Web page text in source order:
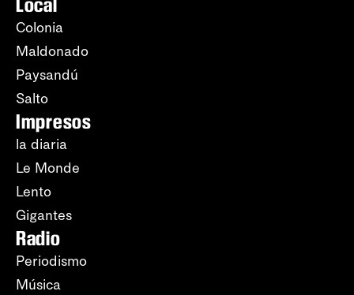
Local
Colonia
Maldonado
Paysandú
Salto
Impresos
la diaria
Le Monde
Lento
Gigantes
Radio
Periodismo
Música